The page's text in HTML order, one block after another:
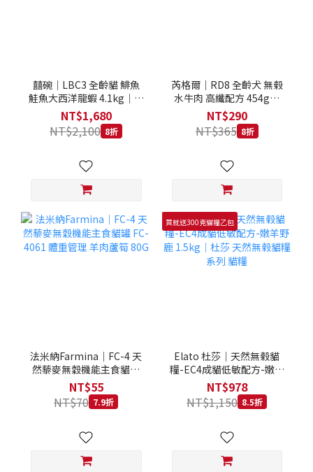
囍碗｜LBC3 全齡貓 鯡魚
鮭魚大西洋龍蝦 4.1kg｜加
拿大 Loveabowl 天然無穀
糧 4.1公斤 成貓 無穀貓飼
料
NT$1,680
NT$2,100 8折
芮格爾｜RD8 全齡犬 無榖
水牛肉 高纖配方 454g｜
REGAL 天然犬糧 狗飼料
NT$290
NT$365 8折
法米納Farmina｜FC-4 天
然藜麥無穀機能主食貓罐
FC-4061 體重管理 羊肉蘆
筍 80G
NT$55
NT$70 7.9折
買就送300克貓糧乙包
Elato 杜莎｜天然無榖貓
糧-EC4成貓低敏配方-嫩羊
野鹿 1.5kg｜杜莎 天然無
榖貓糧系列 貓糧
NT$978
NT$1,150 8.5折